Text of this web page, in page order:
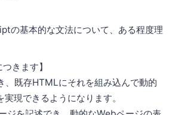
の基本的な文法について、ある程度理
きます】
既存HTMLにそれを組み込んで動的
現できるようになります。